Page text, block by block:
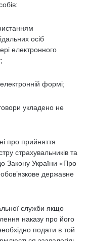
осіб
електронного
формі;
укладено не
про прийняття
страхувальників та
Закону України «Про
державне
служби якщо
наказу про його
подати в той